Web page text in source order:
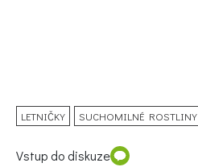
LETNIČKY SUCHOMILNÉ ROSTLINY
Vstup do diskuze